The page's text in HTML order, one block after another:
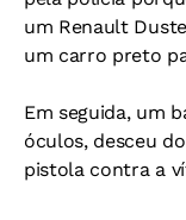
um Renault
um carro preto
Em seguida, um
óculos, desceu
pistola contra a